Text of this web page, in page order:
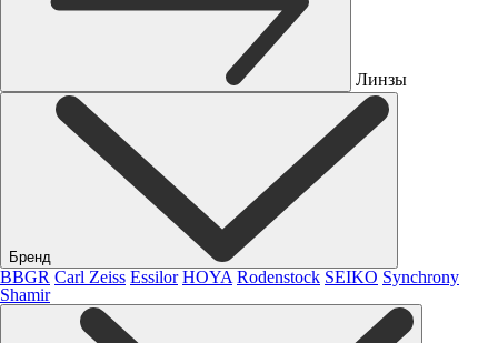
Линзы
Бренд
BBGR Carl Zeiss Essilor HOYA Rodenstock SEIKO Synchrony
Shamir